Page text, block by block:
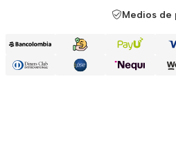
Medios de